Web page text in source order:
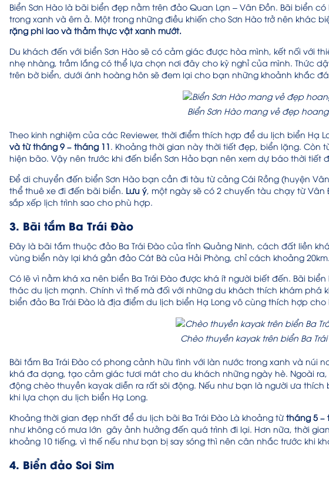
Biển Sơn Hào là bãi biển đẹp nằm trên đảo Quan Lạn – Vân Đồn. Bãi biển
trong xanh và êm ả. Một trong những điều khiến cho Sơn Hào trở nên khác
rặng phi lao và thảm thực vật xanh mướt.
Du khách đến với biển Sơn Hào sẽ có cảm giác được hòa mình, kết nối với
nhẹ nhàng, trầm lắng có thể lựa chọn nơi đây cho kỳ nghỉ của mình. Thức
trên bờ biển, dưới ánh hoàng hôn sẽ đem lại cho bạn những khoảnh khắc
Biển Sơn Hào mang vẻ đẹp hoang
Theo kinh nghiệm của các Reviewer, thời điểm thích hợp để du lịch biển Hạ
và từ tháng 9 – tháng 11. Khoảng thời gian này thời tiết đẹp, biển lặng. Còn
hiện bão. Vậy nên trước khi đến biển Sơn Hảo bạn nên xem dự báo thời tiết
Để di chuyển đến biển Sơn Hào bạn cần đi tàu từ cảng Cái Rồng (huyện
thể thuê xe đi đến bãi biển. Lưu ý, một ngày sẽ có 2 chuyến tàu chạy từ
sắp xếp lịch trình sao cho phù hợp.
3. Bãi tắm Ba Trái Đào
Đây là bãi tắm thuộc đảo Ba Trái Đào của tỉnh Quảng Ninh, cách đất liền
vùng biển này lại khá gần đảo Cát Bà của Hải Phòng, chỉ cách khoảng 20km.
Có lẽ vì nằm khá xa nên biển Ba Trái Đào được khá ít người biết đến. Bãi
thác du lịch mạnh. Chính vì thế mà đối với những du khách thích khám phá
biển đảo Ba Trái Đào là địa điểm du lịch biển Hạ Long vô cùng thích hợp cho
Chèo thuyền kayak trên biển Ba
Bãi tắm Ba Trái Đào có phong cảnh hữu tình với làn nước trong xanh và núi
khá đa dạng, tạo cảm giác tươi mát cho du khách những ngày hè. Ngoài
động chèo thuyền kayak diễn ra rất sôi động. Nếu như bạn là người ưa
khi lựa chọn du lịch biển Hạ Long.
Khoảng thời gian đẹp nhất để du lịch bãi Ba Trái Đào Là khoảng từ tháng 5 –
như không có mưa lớn gây ảnh hưởng đến quá trình đi lại. Hơn nữa, thời
khoảng 10 tiếng, vì thế nếu như bạn bị say sóng thì nên cân nhắc trước khi
4. Biển đảo Soi Sim